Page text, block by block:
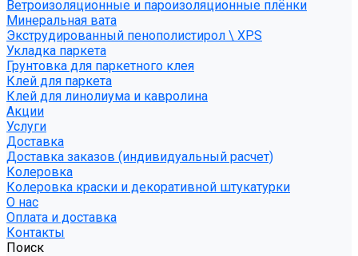
Ветроизоляционные и пароизоляционные плёнки
Минеральная вата
Экструдированный пенополистирол \ XPS
Укладка паркета
Грунтовка для паркетного клея
Клей для паркета
Клей для линолиума и кавролина
Акции
Услуги
Доставка
Доставка заказов (индивидуальный расчет)
Колеровка
Колеровка краски и декоративной штукатурки
О нас
Оплата и доставка
Контакты
Поиск